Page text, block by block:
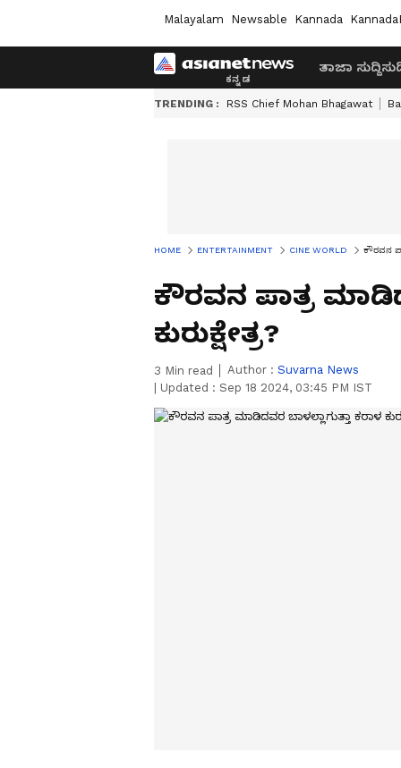
Malayalam Newsable Kannada
ತಾಜಾ ಸುದ್ದಿ
TRENDING : RSS Chief Mohan Bhagawat
HOME ENTERTAINMENT CINE WORLD ಕೌರವನ
ಕೌರವನ ಪಾತ್ರ
ಕುರುಕ್ಷೇತ್ರ?
3 Min read Author : Suvarna News
Updated : Sep 18 2024, 03:45 PM IST